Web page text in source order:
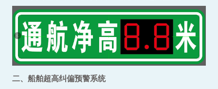
二、船舶超高纠偏预警系统